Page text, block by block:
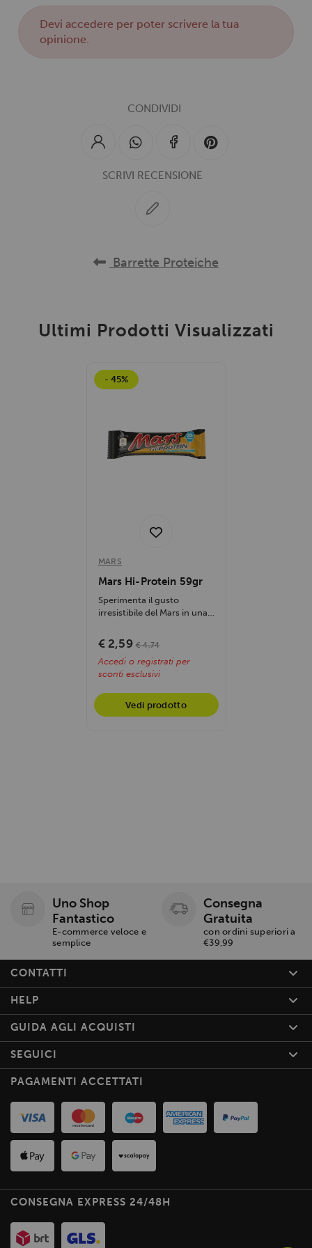
Deviaccedere per poter scrivere la tua
opinione.
CONDIVIDI
SCRIVI RECENSIONE
Barrette Proteiche
Ultimi Prodotti Visualizzati
- 45%
MARS
Mars Hi-Protein 59gr
Sperimenta il gusto
irresistibile del Mars in una
cioccolato cremoso...
€ 2,59 € 4,74
Accedi o registrati per
sconti esclusivi
Vedi prodotto
Uno Shop
Fantastico
E-commerce veloce e
semplice
Consegna
Gratuita
con ordini superiori a
€39,99
CONTATTI
HELP
GUIDA AGLI ACQUISTI
SEGUICI
PAGAMENTI ACCETTATI
CONSEGNA EXPRESS 24/48H